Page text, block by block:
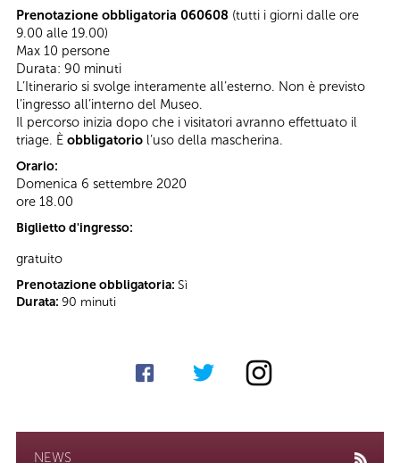
Prenotazione obbligatoria 060608 (tutti i giorni dalle ore
9.00 alle 19.00)
Max 10 persone
Durata: 90 minuti
L’Itinerario si svolge interamente all’esterno. Non è previsto
l’ingresso all’interno del Museo.
Il percorso inizia dopo che i visitatori avranno effettuato il
triage. È obbligatorio l’uso della mascherina.
Orario:
Domenica 6 settembre 2020
ore 18.00
Biglietto d'ingresso:
gratuito
Prenotazione obbligatoria: Sì
Durata: 90 minuti
NEWS